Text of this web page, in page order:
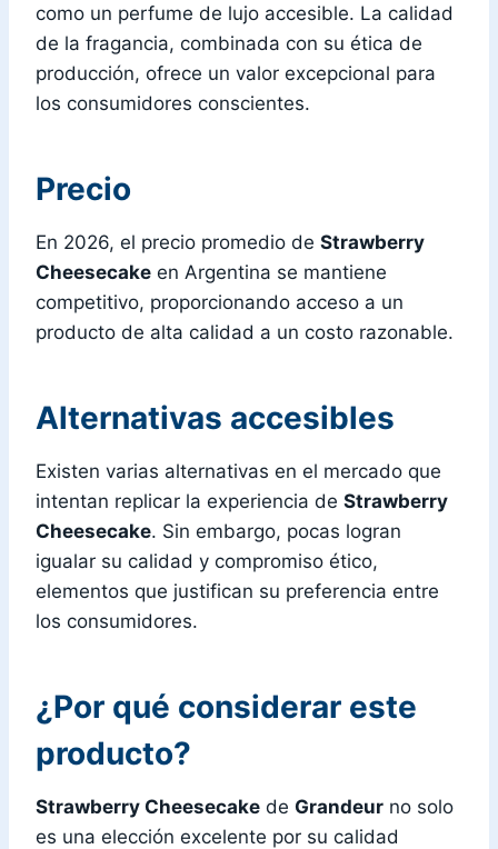
como un perfume de lujo accesible. La calidad
de la fragancia, combinada con su ética de
producción, ofrece un valor excepcional para
los consumidores conscientes.
Precio
En 2026, el precio promedio de Strawberry
Cheesecake en Argentina se mantiene
competitivo, proporcionando acceso a un
producto de alta calidad a un costo razonable.
Alternativas accesibles
Existen varias alternativas en el mercado que
intentan replicar la experiencia de Strawberry
Cheesecake. Sin embargo, pocas logran
igualar su calidad y compromiso ético,
elementos que justifican su preferencia entre
los consumidores.
¿Por qué considerar este
producto?
Strawberry Cheesecake de Grandeur no solo
es una elección excelente por su calidad